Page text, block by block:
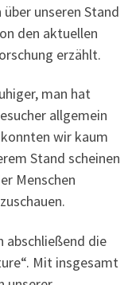
unseren Stand
den aktuellen
erzählt.
man hat
allgemein
wir kaum
Stand scheinen
Menschen
abschließend die
Mit insgesamt